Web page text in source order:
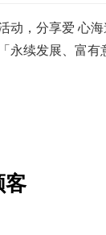
动，分享爱 心
永续发展、富
客